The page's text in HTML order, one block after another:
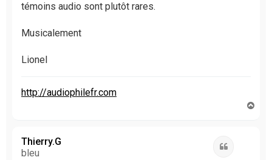
témoins audio sont plutôt rares.
Musicalement
Lionel
http://audiophilefr.com
Thierry.G
bleu